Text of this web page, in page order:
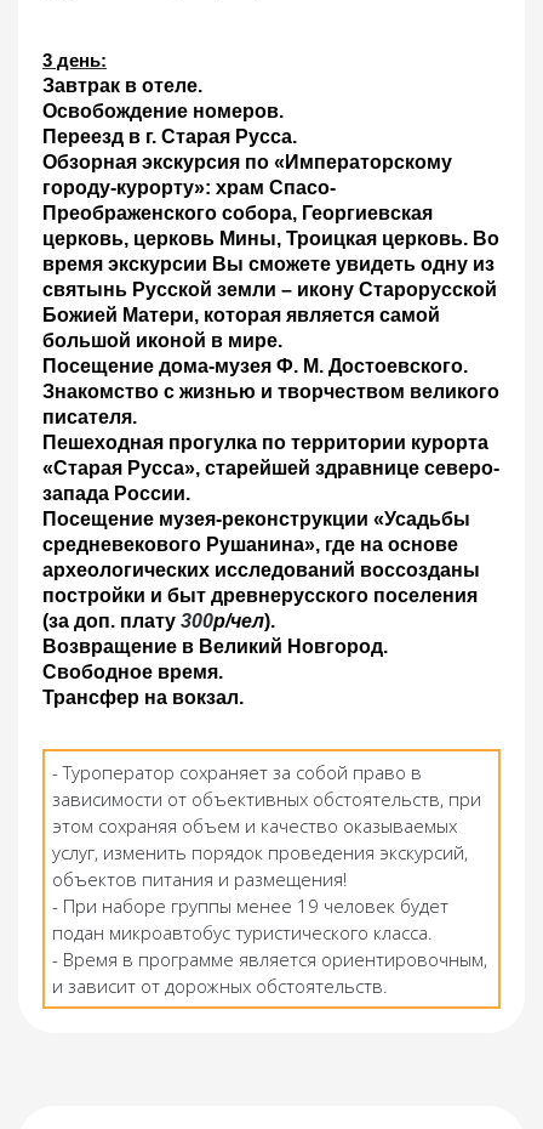
3 день:
Завтрак в отеле.
Освобождение номеров.
Переезд в г. Старая Русса.
Обзорная экскурсия по «Императорскому
городу-курорту»: храм Спасо-
Преображенского собора, Георгиевская
церковь, церковь Мины, Троицкая церковь. Во
время экскурсии Вы сможете увидеть одну из
святынь Русской земли – икону Старорусской
Божией Матери, которая является самой
большой иконой в мире.
Посещение дома-музея Ф. М. Достоевского.
Знакомство с жизнью и творчеством великого
писателя.
Пешеходная прогулка по территории курорта
«Старая Русса», старейшей здравнице северо-
запада России.
Посещение музея-реконструкции «Усадьбы
средневекового Рушанина», где на основе
археологических исследований воссозданы
постройки и быт древнерусского поселения
(за доп. плату 300р/чел).
Возвращение в Великий Новгород.
Свободное время.
Трансфер на вокзал.
- Туроператор сохраняет за собой право в
зависимости от объективных обстоятельств, при
этом сохраняя объем и качество оказываемых
услуг, изменить порядок проведения экскурсий,
объектов питания и размещения!
- При наборе группы менее 19 человек будет
подан микроавтобус туристического класса.
- Время в программе является ориентировочным,
и зависит от дорожных обстоятельств.